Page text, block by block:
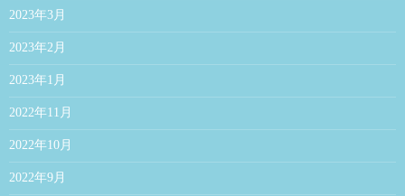
2023年3月
2023年2月
2023年1月
2022年11月
2022年10月
2022年9月